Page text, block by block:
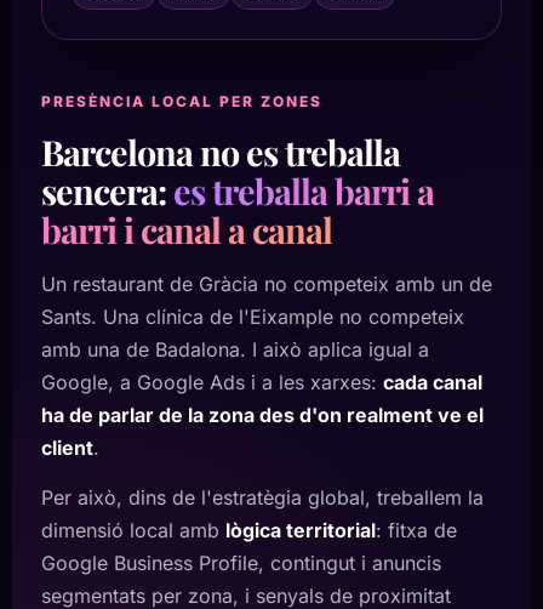
PRESÈNCIA LOCAL PER ZONES
Barcelona no es treballa
sencera:es treballa barri a
barri i canal a canal
Un restaurant de Gràcia no competeix amb un de
Sants. Una clínica de l'Eixample no competeix
amb una de Badalona. I això aplica igual a
Google, a Google Ads i a les xarxes: cada canal
ha de parlar de la zona des d'on realment ve el
client.
Per això, dins de l'estratègia global, treballem la
dimensió local amb lògica territorial: fitxa de
Google Business Profile, contingut i anuncis
segmentats per zona, i senyals de proximitat